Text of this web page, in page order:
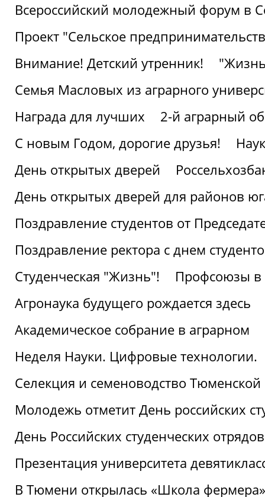
Всероссийский молодежный форум в
Проект "Сельское
Внимание! Детский утренник!
Семья Масловых из аграрного
Награда для лучших
2-й аграрный
С новым Годом, дорогие друзья!
День открытых дверей
День открытых дверей для районов
Поздравление студентов от
Поздравление ректора с днем
Студенческая "Жизнь"!
Профсоюзы в
Агронаука будущего рождается здесь
Академическое собрание в аграрном
Неделя Науки. Цифровые технологии.
Селекция и семеноводство Тюменской
Молодежь отметит День российских
День Российских студенческих
Презентация университета
В Тюмени открылась «Школа фермера»